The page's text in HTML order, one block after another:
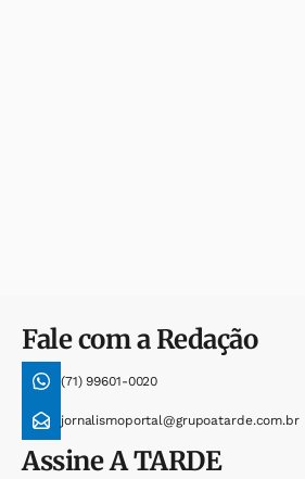
Fale com a Redação
(71) 99601-0020
jornalismoportal@grupoatarde.com.br
AssineA TARDE